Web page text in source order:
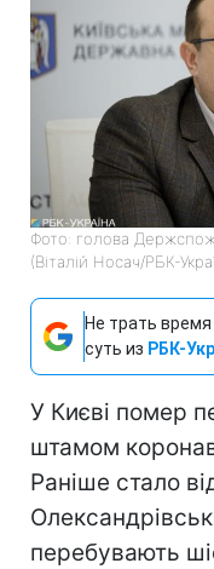
Фото: голова
(Віталій Носач/РБК-
Не трать
суть из РБК-
У Києві помер
штамом
Раніше стало
перебувають